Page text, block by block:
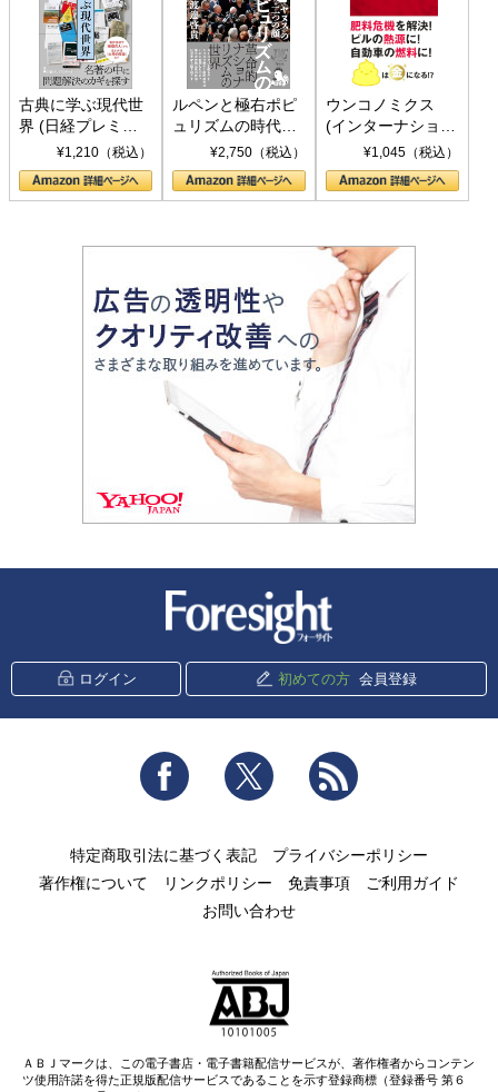
古典に学ぶ現代世
界 (日経プレミア
シリーズ)¥1,210（税込）
ルペンと極右ポピ
ュリズムの時代：
〈ヤヌス〉の二つ
の顔
¥2,750（税込）
ウンコノミクス
(インターナショナ
ル新書)¥1,045（税込）
ログイン 初めての方 会員登録
Facebook Twitter
特定商取引法に基づく表記
プライバシーポリシー
著作権について
リンクポリシー 免責事項
ご利用ガイド
お問い合わせ
ＡＢＪマークは、この電子書店・電子書籍配信サービスが、著作権者からコンテン
ツ使用許諾を得た正規版配信サービスであることを示す登録商標（登録番号 第６